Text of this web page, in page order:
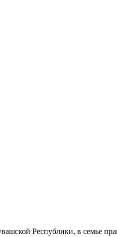
Республики, в семье